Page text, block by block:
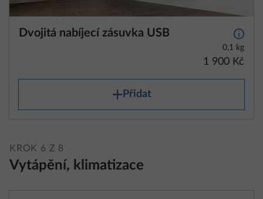
Dvojitá nabíjecí zásuvka USB Další
0,1 kg
1 900 Kč
Přidat
KROK 6 Z 8
Vytápění, klimatizace